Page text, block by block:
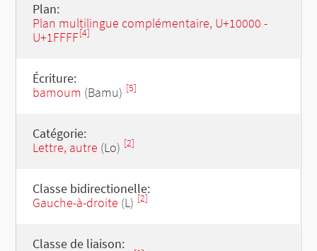
Plan:
Plan multilingue complémentaire, U+10000 -
U+1FFFF[4]
Écriture:
bamoum (Bamu) [5]
Catégorie:
Lettre, autre (Lo) [2]
Classe bidirectionelle:
Gauche-à-droite (L) [2]
Classe de liaison: